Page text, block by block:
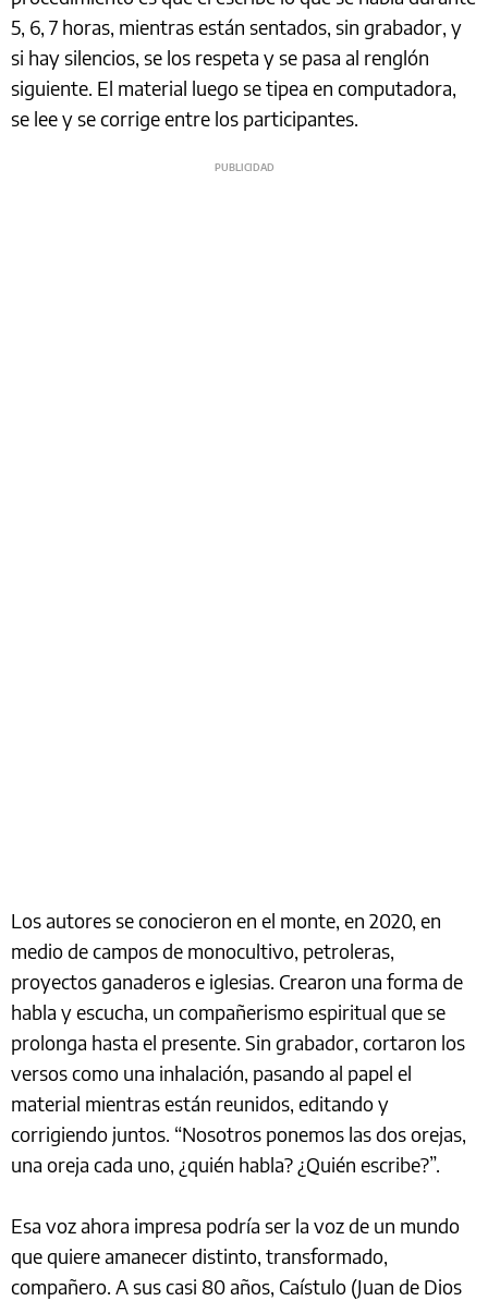
5, 6, 7 horas, mientras están sentados, sin grabador, y
si hay silencios, se los respeta y se pasa al renglón
siguiente. El material luego se tipea en computadora,
se lee y se corrige entre los participantes.
Los autores se conocieron en el monte, en 2020, en
medio de campos de monocultivo, petroleras,
proyectos ganaderos e iglesias. Crearon una forma de
habla y escucha, un compañerismo espiritual que se
prolonga hasta el presente. Sin grabador, cortaron los
versos como una inhalación, pasando al papel el
material mientras están reunidos, editando y
corrigiendo juntos. “Nosotros ponemos las dos orejas,
una oreja cada uno, ¿quién habla? ¿Quién escribe?”.
Esa voz ahora impresa podría ser la voz de un mundo
que quiere amanecer distinto, transformado,
compañero. A sus casi 80 años, Caístulo (Juan de Dios